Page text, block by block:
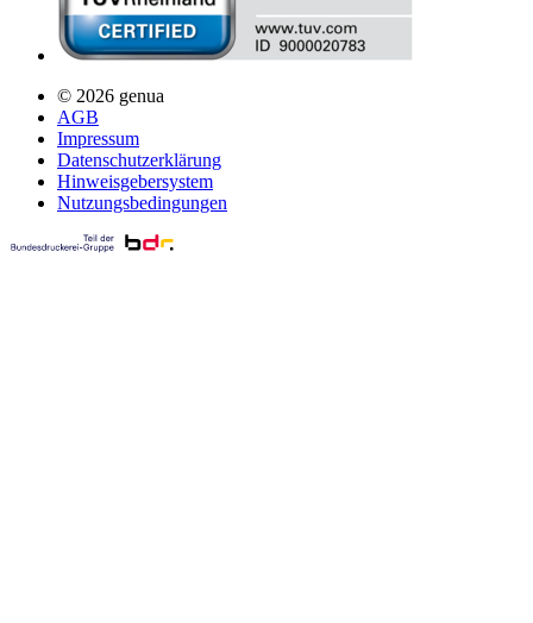
© 2026 genua
AGB
Impressum
Datenschutzerklärung
Hinweisgebersystem
Nutzungsbedingungen